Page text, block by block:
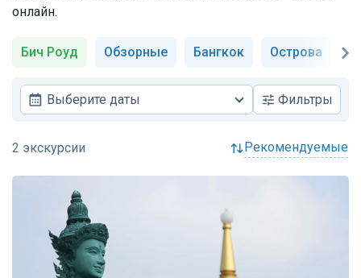
онлайн.
Бич Роуд Обзорные Бангкок Острова
Выберите даты Фильтры
рекомендуемые